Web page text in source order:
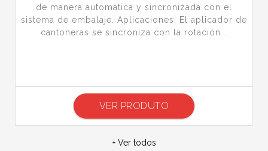
de manera automática y sincronizada con el
sistema de embalaje. Aplicaciones: El aplicador de
cantoneras se sincroniza con la rotación...
VER PRODUTO
+ Ver todos